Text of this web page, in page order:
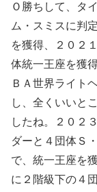
Ｏ勝ちして、タ
ム・スミスに判
を獲得、２０２
体統一王座を獲
ＢＡ世界ライト
し、全くいいと
したね。２０２
ダーと４団体Ｓ
で、統一王座を
に２階級下の４